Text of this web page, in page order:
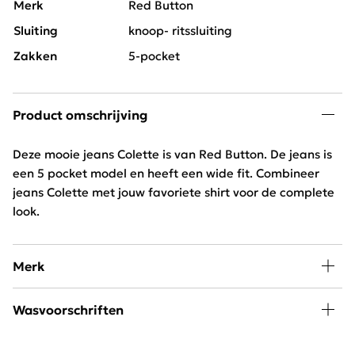
Merk
Red Button
Sluiting
knoop- ritssluiting
Zakken
5-pocket
Product omschrijving
Deze mooie jeans Colette is van Red Button. De jeans is
een 5 pocket model en heeft een wide fit. Combineer
jeans Colette met jouw favoriete shirt voor de complete
look.
Merk
De jeans en broeken van Red Button worden
Wasvoorschriften